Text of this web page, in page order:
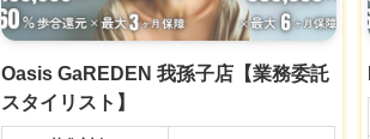
る手当て4万 (スタ
イリスト準備手当
て・住宅手当・奨学
金手当)＋交通費＋
※新卒・中途ともに
Oasis GaREDEN 我孫子店【業務委託
スタイリスト】